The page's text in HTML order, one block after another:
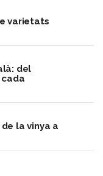
varietats
del
cada
la vinya a